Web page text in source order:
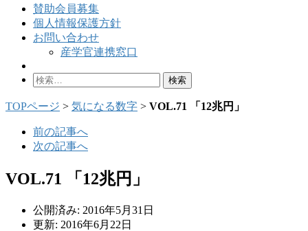
賛助会員募集
個人情報保護方針
お問い合わせ
産学官連携窓口
検
TOPページ > 気になる数字 > VOL.71 「12兆円」
前の記事へ
次の記事へ
VOL.71 「12兆円」
公開済み: 2016年5月31日
更新: 2016年6月22日